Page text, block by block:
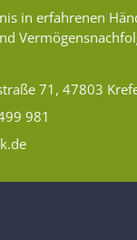
in erfahrenen
71, 47803
981